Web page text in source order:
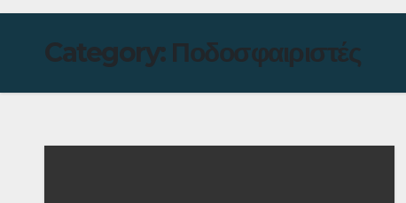
Category: Ποδοσφαιριστές